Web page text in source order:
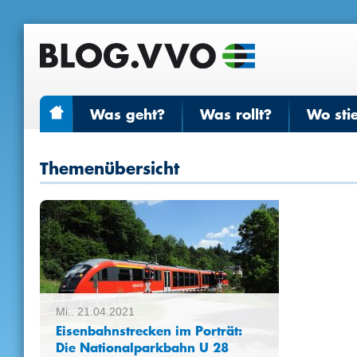
Was geht? Was rollt? Wo
Themenübersicht
Mi.. 21.04.2021
Eisenbahnstrecken im Porträt:
Die Nationalparkbahn U 28